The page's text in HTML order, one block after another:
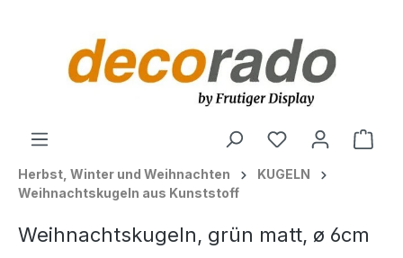
Herbst, Winter und Weihnachten
KUGELN
Weihnachtskugeln aus Kunststoff
Weihnachtskugeln, grün matt, ø 6cm